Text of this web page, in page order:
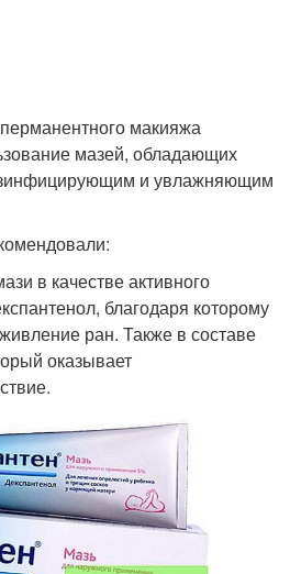
макияжа
мазей, обладающих
и увлажняющим
в качестве активного
благодаря которому
ран. Также в составе
оказывает